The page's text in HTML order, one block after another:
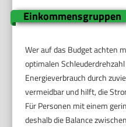
Einkommensgruppen
Wer auf das Budget achten
optimalen
Energieverbrauch durch
vermeidbar und hilft, die
Für Personen mit einem
deshalb die Balance